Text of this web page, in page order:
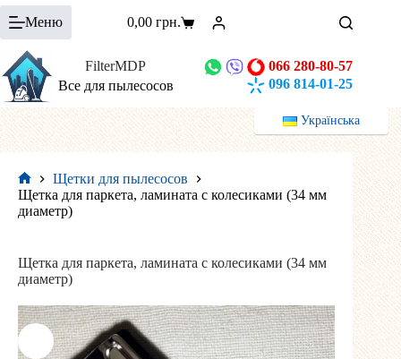
Перейти
сути
Меню Корзина
0,00грн.
FilterMDP
Все для пылесосов
066 280-80-57
096 814-01-25
Українська
Главная
Щетки для пылесосов
Щетка для паркета, ламината с колесиками (34 мм
диаметр)
Щетка для паркета, ламината с колесиками (34 мм
диаметр)